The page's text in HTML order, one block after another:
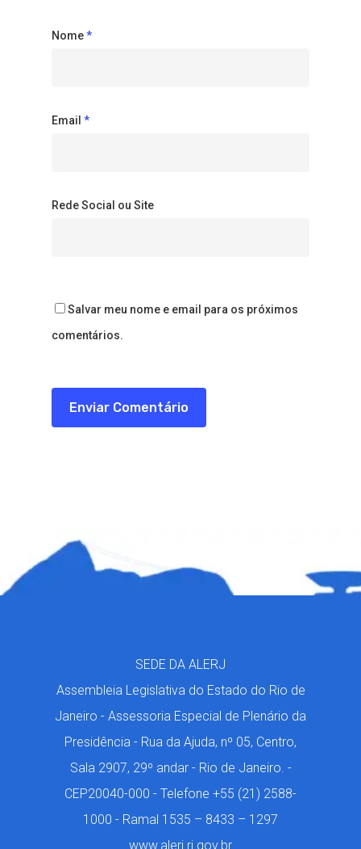
Nome*
Email *
Rede Social ou Site
Salvar meu nome e email para os próximos
comentários.
SEDE DA ALERJ
Assembleia Legislativa do Estado do Rio de
Janeiro - Assessoria Especial de Plenário da
Presidência - Rua da Ajuda, nº 05, Centro,
Sala 2907, 29º andar - Rio de Janeiro. -
CEP20040-000 - Telefone +55 (21) 2588-
1000 - Ramal 1535 – 8433 – 1297
www.alerj.rj.gov.br